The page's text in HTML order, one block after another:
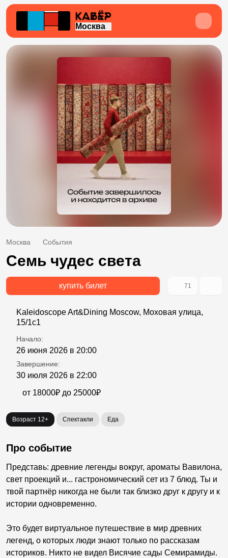
Москва
Москва События
Семь чудес света
купить билет 71
Kaleidoscope Art&Dining Moscow, Моховая улица,
15/1с1
Начало:
26 июня 2026 в 20:00
Завершение:
30 июля 2026 в 22:00
от 18000₽ до 25000₽
Возраст 12+ Спектакли Еда
Про событие
Представь: древние легенды вокруг, ароматы Вавилона,
свет проекций и... гастрономический сет из 7 блюд. Ты и
твой партнёр никогда не были так близко друг к другу и к
истории одновременно.
Это будет виртуальное путешествие в мир древних
легенд, о которых люди знают только по рассказам
историков. Никто не видел Висячие сады Семирамиды.